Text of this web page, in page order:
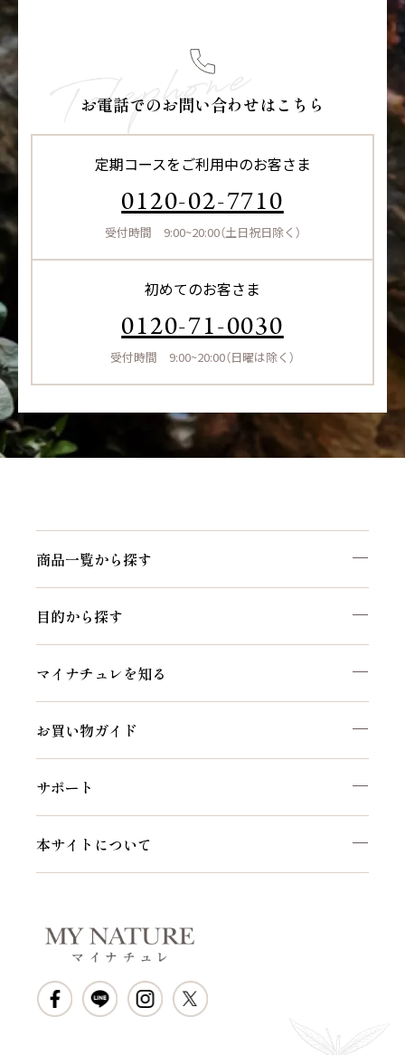
お電話でのお問い合わせはこちら
定期コースをご利用中のお客さま
0120-02-7710
受付時間 9:00~20:00（土日祝日除く）
初めてのお客さま
0120-71-0030
受付時間 9:00~20:00（日曜は除く）
商品一覧から探す
目的から探す
マイナチュレを知る
お買い物ガイド
サポート
本サイトについて